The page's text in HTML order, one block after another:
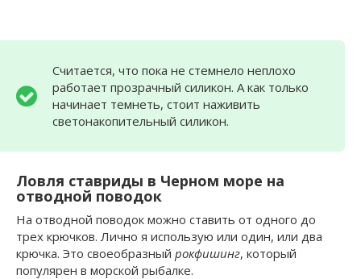
Считается, что пока не стемнело неплохо
работает прозрачный силикон. А как только
начинает темнеть, стоит наживить
светонакопительный силикон.
Ловля ставриды в Черном море на
отводной поводок
На отводной поводок можно ставить от одного до
трех крючков. Лично я использую или один, или два
крючка. Это своеобразный рокфишинг, который
популярен в морской рыбалке.